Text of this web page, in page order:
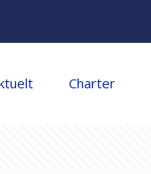
Charter